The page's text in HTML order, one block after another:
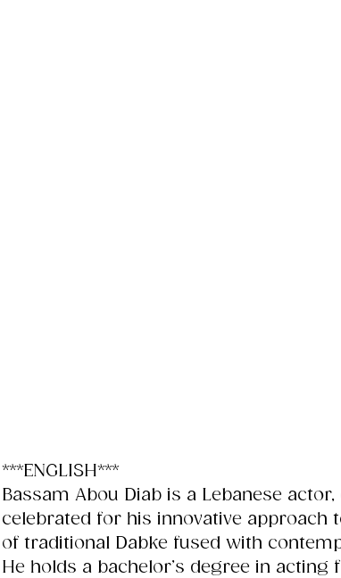
***ENGLISH***
Bassam Abou Diab is a Lebanese
celebrated for his innovative approach
of traditional Dabke fused with
He holds a bachelor’s degree in